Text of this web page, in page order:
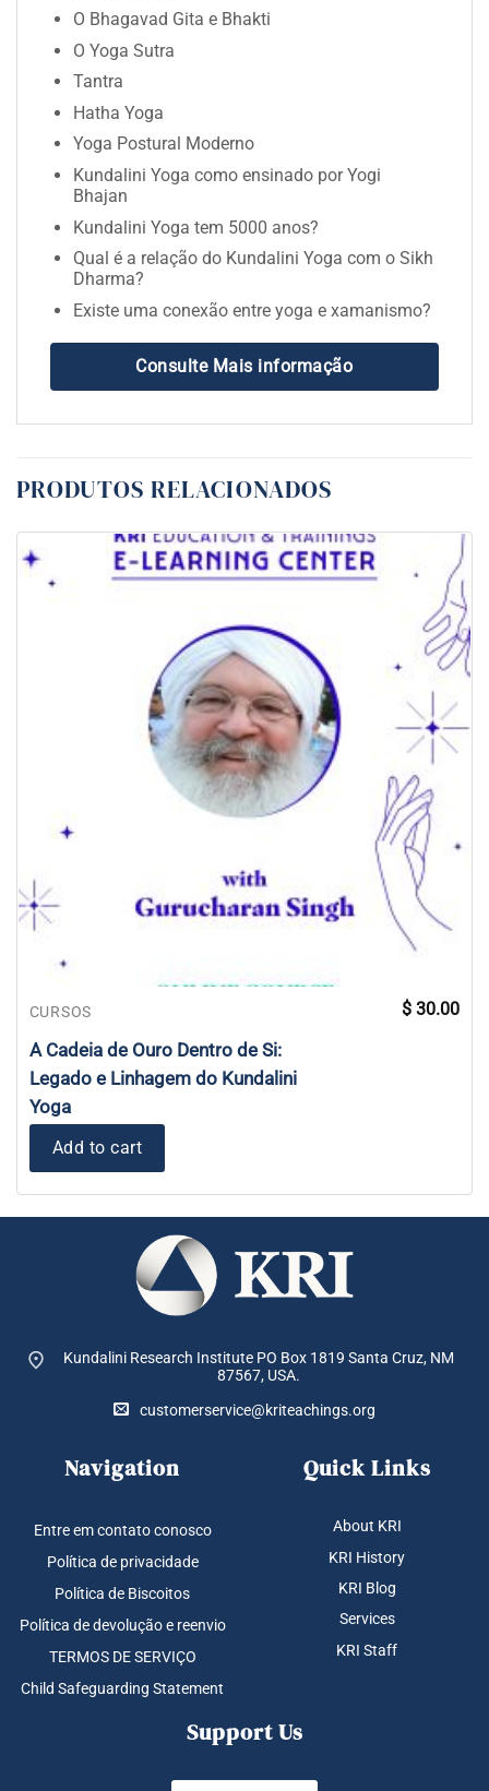
O Bhagavad Gita e Bhakti
O Yoga Sutra
Tantra
Hatha Yoga
Yoga Postural Moderno
Kundalini Yoga como ensinado por Yogi
Bhajan
Kundalini Yoga tem 5000 anos?
Qual é a relação do Kundalini Yoga com o Sikh
Dharma?
Existe uma conexão entre yoga e xamanismo?
Consulte Mais informação
PRODUTOS RELACIONADOS
CURSOS
A Cadeia de Ouro Dentro de Si:
Legado e Linhagem do Kundalini
Yoga
$ 30.00
Add to cart
Kundalini Research Institute PO Box 1819 Santa Cruz, NM
87567, USA.
customerservice@kriteachings.org
Navigation
Entre em contato conosco
Política de privacidade
Política de Biscoitos
Política de devolução e reenvio
TERMOS DE SERVIÇO
Child Safeguarding Statement
Quick Links
About KRI
KRI History
KRI Blog
Services
KRI Staff
Support Us